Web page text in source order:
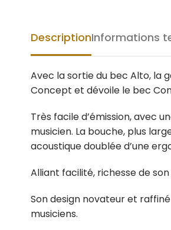
DescriptionInformations
Avec la sortie du bec Alto, la
Concept et dévoile le bec
Très facile d’émission, avec
musicien. La bouche, plus
acoustique doublée d’une
Alliant facilité, richesse de
Son design novateur et
musiciens.